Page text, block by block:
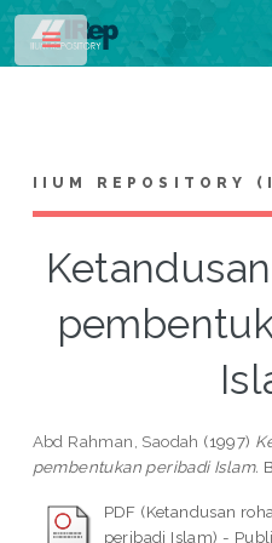
IIUM REPOSITORY
Abd Rahman, Saodah (1997)
pembentukan peribadi Islam.
PDF (Ketandusan
peribadi Islam) -
Toggle